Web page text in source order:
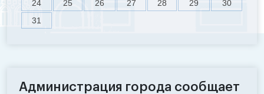
24
25 26 27 28 29
30
31
Администрация города сообщает